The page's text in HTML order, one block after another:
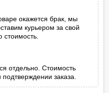
окажется брак, мы
курьером за свой
стоимость.
отдельно. Стоимость
заказа.